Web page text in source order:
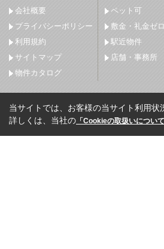
会社概要
プライバシーポリシー
利用規約
サイトマップ
物件カタログ
ペット可
敷金・礼金ゼロ
駅近物件
店舗・事務所
当サイトでは、お客様の当サイト利用
詳しくは、当社の 「Cookieの取扱いについて